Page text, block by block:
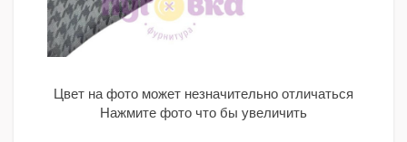
Цвет на фото может незначительно отличаться
Нажмите фото что бы увеличить